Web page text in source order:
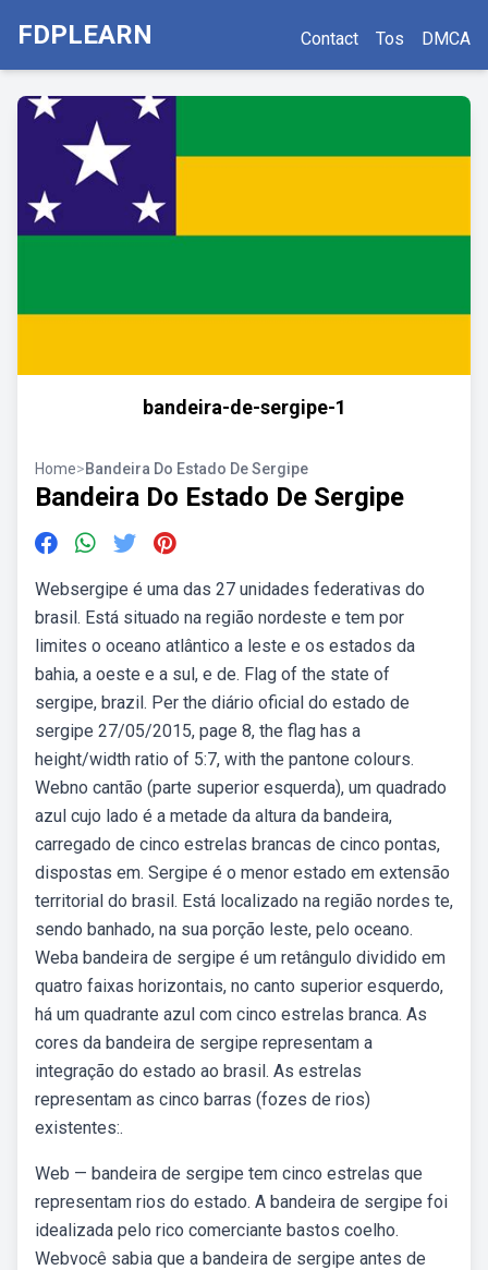
FDPLEARN Contact Tos DMCA
bandeira-de-sergipe-1
Home>Bandeira Do Estado De Sergipe
Bandeira Do Estado De Sergipe
Websergipe é uma das 27 unidades federativas do
brasil. Está situado na região nordeste e tem por
limites o oceano atlântico a leste e os estados da
bahia, a oeste e a sul, e de. Flag of the state of
sergipe, brazil. Per the diário oficial do estado de
sergipe 27/05/2015, page 8, the flag has a
height/width ratio of 5:7, with the pantone colours.
Webno cantão (parte superior esquerda), um quadrado
azul cujo lado é a metade da altura da bandeira,
carregado de cinco estrelas brancas de cinco pontas,
dispostas em. Sergipe é o menor estado em extensão
territorial do brasil. Está localizado na região nordes te,
sendo banhado, na sua porção leste, pelo oceano.
Weba bandeira de sergipe é um retângulo dividido em
quatro faixas horizontais, no canto superior esquerdo,
há um quadrante azul com cinco estrelas branca. As
cores da bandeira de sergipe representam a
integração do estado ao brasil. As estrelas
representam as cinco barras (fozes de rios)
existentes:.
Web — bandeira de sergipe tem cinco estrelas que
representam rios do estado. A bandeira de sergipe foi
idealizada pelo rico comerciante bastos coelho.
Webvocê sabia que a bandeira de sergipe antes de